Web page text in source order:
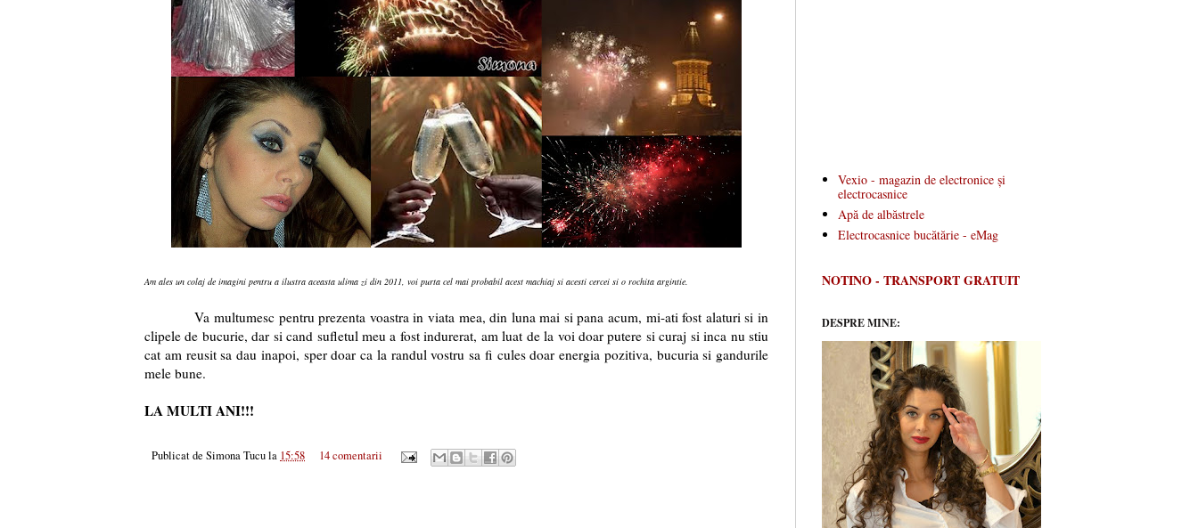
Am ales un colaj de imagini pentru a ilustra aceasta ulima zi din 2011, voi purta cel mai probabil acest machiaj si acesti cercei si o rochita argintie.
Va multumesc pentru prezenta voastra in viata mea, din luna mai si pana acum, mi-ati fost alaturi si in
clipele de bucurie, dar si cand sufletul meu a fost indurerat, am luat de la voi doar putere si curaj si inca nu stiu
cat am reusit sa dau inapoi, sper doar ca la randul vostru sa fi cules doar energia pozitiva, bucuria si gandurile
mele bune.
LA MULTI ANI!!!
Publicat de Simona Tucula 15:58 14 comentarii
Vexio - magazin de electronice și
electrocasnice
Apă de albăstrele
Electrocasnice bucătărie - eMag
NOTINO - TRANSPORT GRATUIT
DESPRE MINE: